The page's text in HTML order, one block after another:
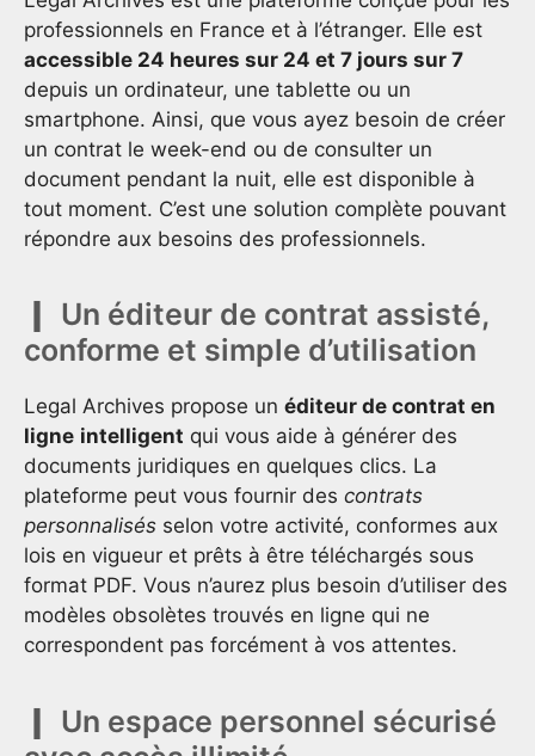
professionnels en France et à l’étranger. Elle est
accessible 24 heures sur 24 et 7 jours sur 7
depuis un ordinateur, une tablette ou un
smartphone. Ainsi, que vous ayez besoin de créer
un contrat le week-end ou de consulter un
document pendant la nuit, elle est disponible à
tout moment. C’est une solution complète pouvant
répondre aux besoins des professionnels.
Un éditeur de contrat assisté,
conforme et simple d’utilisation
Legal Archives propose un éditeur de contrat en
ligne intelligent qui vous aide à générer des
documents juridiques en quelques clics. La
plateforme peut vous fournir des contrats
personnalisés selon votre activité, conformes aux
lois en vigueur et prêts à être téléchargés sous
format PDF. Vous n’aurez plus besoin d’utiliser des
modèles obsolètes trouvés en ligne qui ne
correspondent pas forcément à vos attentes.
Un espace personnel sécurisé